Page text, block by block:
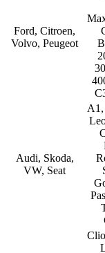
Ford, Citroen,
Volvo, Peugeot
Audi, Skoda,
VW, Seat